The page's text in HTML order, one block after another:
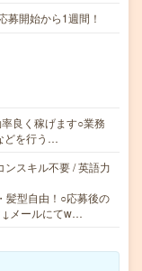
開始から1週間！
良く稼げます○業務
どを行う…
ンスキル不要 / 英語力
髪型自由！○応募後の
↓メールにてw…